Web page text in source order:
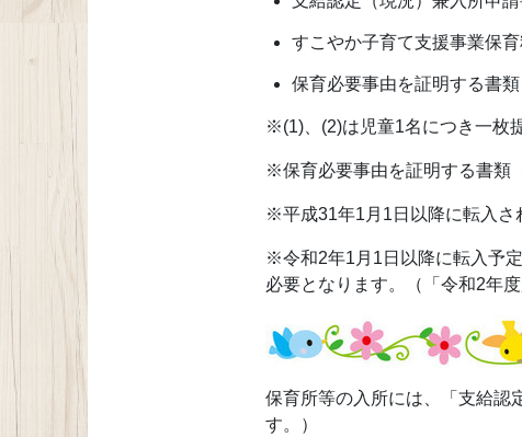
すこやか子育て支援事業保
保育必要事由を証明する書
※(1)、(2)は児童1名につき一枚
※保育必要事由を証明する書類
※平成31年1月1日以降に転入
※令和2年1月1日以降に転入予
必要となります。（「令和2年
保育所等の入所には、「支給認
す。）